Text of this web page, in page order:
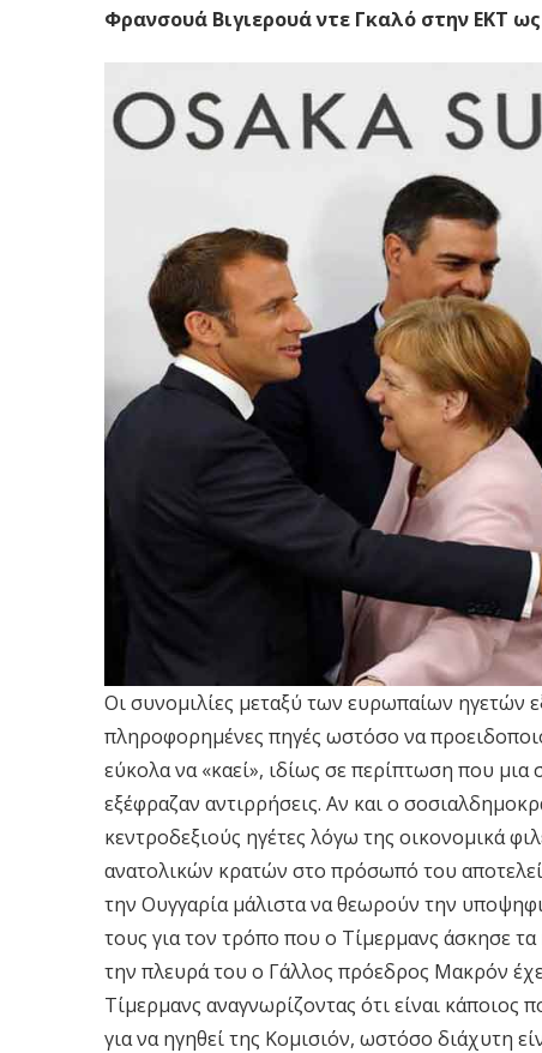
Φρανσουά Βιγιερουά ντε Γκαλό στην ΕΚΤ
Οι συνομιλίες μεταξύ των ευρωπαίων ηγετών
πληροφορημένες πηγές ωστόσο να
εύκολα να «καεί», ιδίως σε περίπτωση που
εξέφραζαν αντιρρήσεις. Αν και ο
κεντροδεξιούς ηγέτες λόγω της οικονομικά
ανατολικών κρατών στο πρόσωπό του
την Ουγγαρία μάλιστα να θεωρούν την
τους για τον τρόπο που ο Τίμερμανς άσκησε
την πλευρά του ο Γάλλος πρόεδρος Μακρόν
Τίμερμανς αναγνωρίζοντας ότι είναι κάποιος
για να ηγηθεί της Κομισιόν, ωστόσο διάχυτη